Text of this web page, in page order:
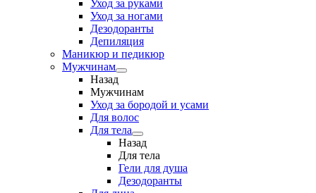
Уход за руками
Уход за ногами
Дезодоранты
Депиляция
Маникюр и педикюр
Мужчинам
Назад
Мужчинам
Уход за бородой и усами
Для волос
Для тела
Назад
Для тела
Гели для душа
Дезодоранты